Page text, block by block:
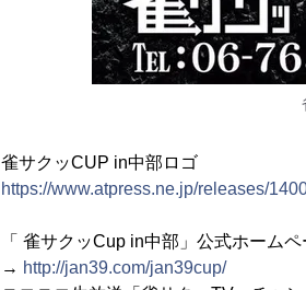
雀サクッCUP in中部ロゴ
https://www.atpress.ne.jp/releases/
「 雀サクッCup in中部」公式ホームペ
→ http://jan39.com/jan39cup/